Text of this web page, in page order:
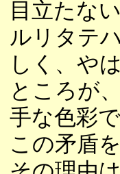
目立たな
ルリタテ
しく、や
ところが
手な色彩
この矛盾